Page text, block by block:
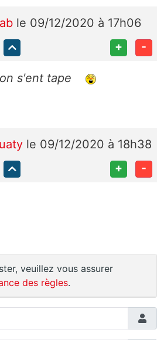
le 09/12/2020 à 17h06
+ -
s'ent tape
le 09/12/2020 à 18h38
+ -
veuillez vous assurer
des règles.